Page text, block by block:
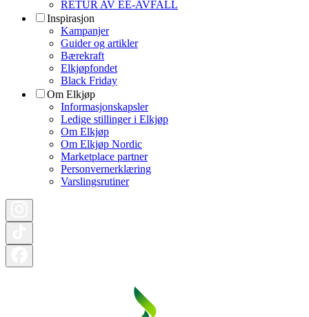
RETUR AV EE-AVFALL
Inspirasjon
Kampanjer
Guider og artikler
Bærekraft
Elkjøpfondet
Black Friday
Om Elkjøp
Informasjonskapsler
Ledige stillinger i Elkjøp
Om Elkjøp
Om Elkjøp Nordic
Marketplace partner
Personvernerklæring
Varslingsrutiner